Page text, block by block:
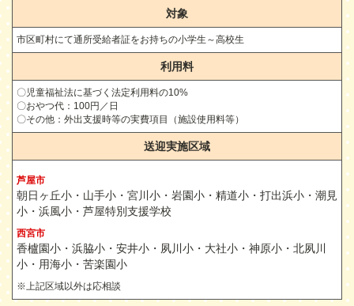
対象
市区町村にて通所受給者証をお持ちの小学生～高校生
利用料
〇児童福祉法に基づく法定利用料の10%
〇おやつ代：100円／日
〇その他：外出支援時等の実費項目（施設使用料等）
送迎実施区域
芦屋市
朝日ヶ丘小・山手小・宮川小・岩園小・精道小・打出浜小・潮見
小・浜風小・芦屋特別支援学校
西宮市
香櫨園小・浜脇小・安井小・夙川小・大社小・神原小・北夙川
小・用海小・苦楽園小
※上記区域以外は応相談